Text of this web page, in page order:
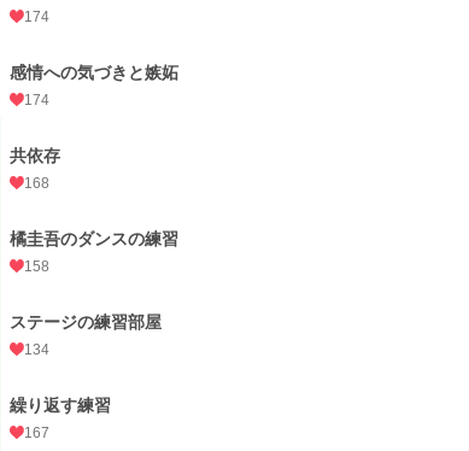
174
感情への気づきと嫉妬
174
共依存
168
橘圭吾のダンスの練習
158
ステージの練習部屋
134
繰り返す練習
167